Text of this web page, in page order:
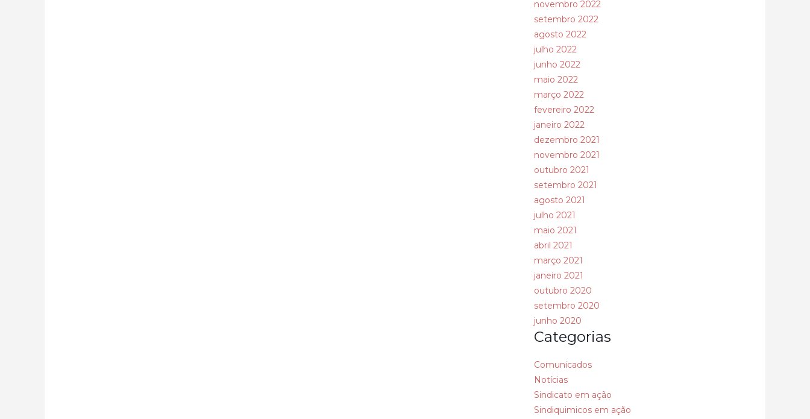
novembro 2022
setembro 2022
agosto 2022
julho 2022
junho 2022
maio 2022
março 2022
fevereiro 2022
janeiro 2022
dezembro 2021
novembro 2021
outubro 2021
setembro 2021
agosto 2021
julho 2021
maio 2021
abril 2021
março 2021
janeiro 2021
outubro 2020
setembro 2020
junho 2020
Categorias
Comunicados
Notícias
Sindicato em ação
Sindiquimicos em ação